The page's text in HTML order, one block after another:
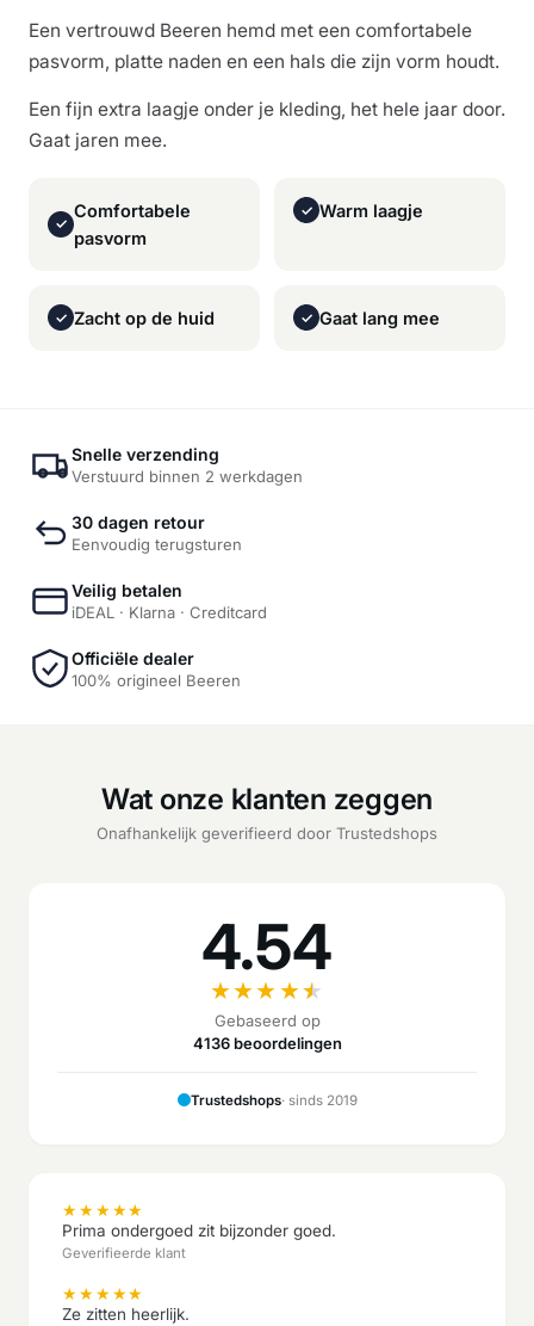
Een vertrouwd Beeren hemd met een comfortabele
pasvorm, platte naden en een hals die zijn vorm houdt.
Een fijn extra laagje onder je kleding, het hele jaar door.
Gaat jaren mee.
✓
Comfortabele
pasvorm
✓ Warm laagje
✓ Zacht op de huid ✓ Gaat lang mee
Snelle verzending
Verstuurd binnen 2 werkdagen
30 dagen retour
Eenvoudig terugsturen
Veilig betalen
iDEAL · Klarna · Creditcard
Officiële dealer
100% origineel Beeren
Wat onze klanten zeggen
Onafhankelijk geverifieerd door Trustedshops
4.54
★★★★★
Gebaseerd op
4136 beoordelingen
Trustedshops· sinds 2019
★★★★★
Prima ondergoed zit bijzonder goed.
Geverifieerde klant
★★★★★
Ze zitten heerlijk.